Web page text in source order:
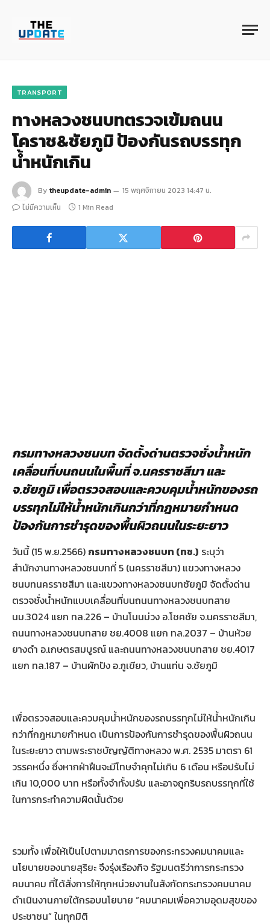
TRANSPORT
ทางหลวงชนบทตรวจเข้มถนน
โคราช&ชัยภูมิ ป้องกันรถบรรทุก
น้ำหนักเกิน
By theupdate-admin
15 พฤศจิกายน 2023 14:47 น.
ไม่มีความเห็น
1 Min Read
กรมทางหลวงชนบท จัดตั้งด่านตรวจชั่งน้ำหนัก
เคลื่อนที่บนถนนในพื้นที่ จ.นครราชสีมา และ
จ.ชัยภูมิ เพื่อตรวจสอบและควบคุมน้ำหนักของรถ
บรรทุกไม่ให้น้ำหนักเกินกว่าที่กฎหมายกำหนด
ป้องกันการชำรุดของพื้นผิวถนนในระยะยาว
วันนี้ (15 พ.ย.2566) กรมทางหลวงชนบท (ทช.) ระบุว่า
สำนักงานทางหลวงชนบทที่ 5 (นครราชสีมา) แขวงทางหลวง
ชนบทนครราชสีมา และแขวงทางหลวงชนบทชัยภูมิ จัดตั้งด่าน
ตรวจชั่งน้ำหนักแบบเคลื่อนที่บนถนนทางหลวงชนบทสาย
นม.3024 แยก ทล.226 – บ้านโนนม่วง อ.โชคชัย จ.นครราชสีมา,
ถนนทางหลวงชนบทสาย ชย.4008 แยก ทล.2037 – บ้านห้วย
ยางดำ อ.เกษตรสมบูรณ์ และถนนทางหลวงชนบทสาย ชย.4017
แยก ทล.187 – บ้านผักปัง อ.ภูเขียว, บ้านแท่น จ.ชัยภูมิ
เพื่อตรวจสอบและควบคุมน้ำหนักของรถบรรทุกไม่ให้น้ำหนักเกิน
กว่าที่กฎหมายกำหนด เป็นการป้องกันการชำรุดของพื้นผิวถนน
ในระยะยาว ตามพระราชบัญญัติทางหลวง พ.ศ. 2535 มาตรา 61
วรรคหนึ่ง ซึ่งหากฝ่าฝืนจะมีโทษจำคุกไม่เกิน 6 เดือน หรือปรับไม่
เกิน 10,000 บาท หรือทั้งจำทั้งปรับ และอาจถูกริบรถบรรทุกที่ใช้
ในการกระทำความผิดนั้นด้วย
รวมทั้ง เพื่อให้เป็นไปตามมาตรการของกระทรวงคมนาคมและ
นโยบายของนายสุริยะ จึงรุ่งเรืองกิจ รัฐมนตรีว่าการกระทรวง
คมนาคม ที่ได้สั่งการให้ทุกหน่วยงานในสังกัดกระทรวงคมนาคม
ดำเนินงานภายใต้กรอบนโยบาย “คมนาคมเพื่อความอุดมสุขของ
ประชาชน” ในทุกมิติ